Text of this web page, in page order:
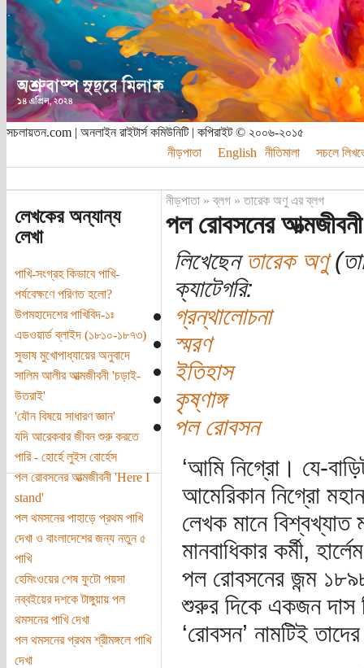
সচলায়তন.com | অনলাইন রাইটার্স কমিউনিটি | কপিরাইট © ২০০৬-২০১৫
নীড়পাতা
English নীতিমালা সচলে
লেখকের অন্যান্য
লেখা
পাখি-সংগ্রহ কিভাবে পাখি-
পর্যবেক্ষণে পরিণত হলো?
উপমহাদেশের পাখিবিদ-১ঃ
এডওয়ার্ড ব্লাইদ (১৮১০-১৮৭৩)
সুভাষ মুখোপাধ্যায়ের অনুবাদে
সালিম আলীর আত্মজীবনী 'চড়াই-
উতরাই'
'যৌন বিষয়ে সাধারণ জ্ঞান'
যদি আরেকবার জীবন শুরু করতে
পারি - হোর্হে লুইস বোর্হেস
পল রোবসনের আত্মজীবনী 'Here I
stand'
পল থমসনের পাহাড়ে প্রথম পাখি
দেখা ও বাংলাদেশের জন্য নতুন ৫
পাখি
হেমিংওয়ের শেষ ফুটো পয়সা
নব্বইয়ের দশকে টাঙ্গুয়ায় পল
থমসনের পাখি দেখা
পল থমসনের প্রথম শ্রীমঙ্গলে পাখি
দেখা
নীড়পাতা»ব্লগ»তারেক অণু এর ব্লগ
পল রোবসনের
লিখেছেনতারেক অণু
ক্যাটেগরি:
গ্রন্থালোচনা
স্মরণ
ইতিহাস
কৃষ্ণাঙ্গ
পল রোবসন
‘আমি নিগ্রো। যে-
আমেরিকান নিগ্রো
লেখক মানে বিশ্বখ্যাত
মানবাধিকার কর্মী,
পল রোবসনের জন্ম
শুরুর দিকে একজন দাস
‘রোবসন’ নামটিই